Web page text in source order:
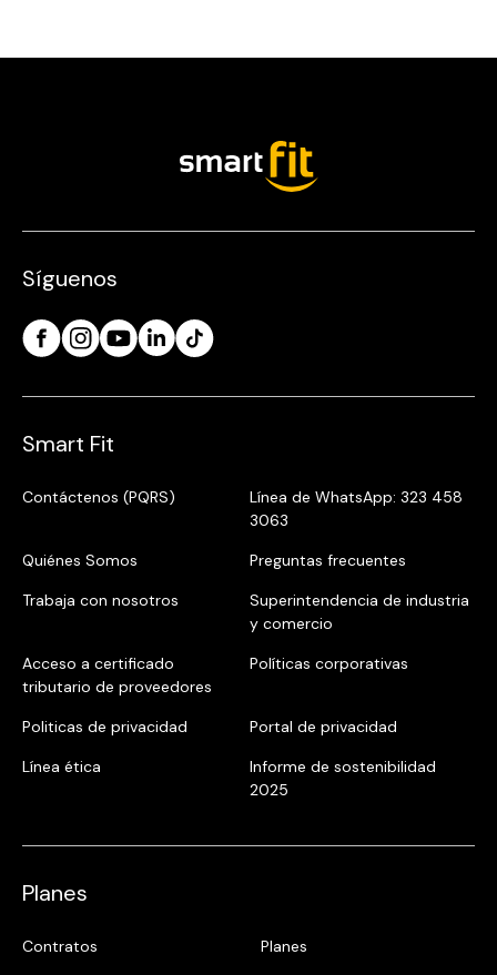
Síguenos
Smart Fit
Contáctenos (PQRS)
Línea de WhatsApp: 323 458
3063
Quiénes Somos
Preguntas frecuentes
Trabaja con nosotros
Superintendencia de industria
y comercio
Acceso a certificado
tributario de proveedores
Políticas corporativas
Politicas de privacidad
Portal de privacidad
Línea ética
Informe de sostenibilidad
2025
Planes
Contratos Planes